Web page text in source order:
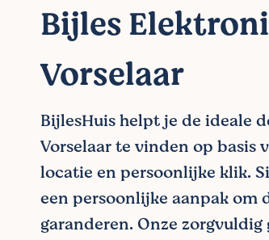
Bijles
Vorselaar
BijlesHuis helpt je de ideale
Vorselaar te vinden op basis
locatie en persoonlijke klik.
een persoonlijke aanpak om
garanderen. Onze